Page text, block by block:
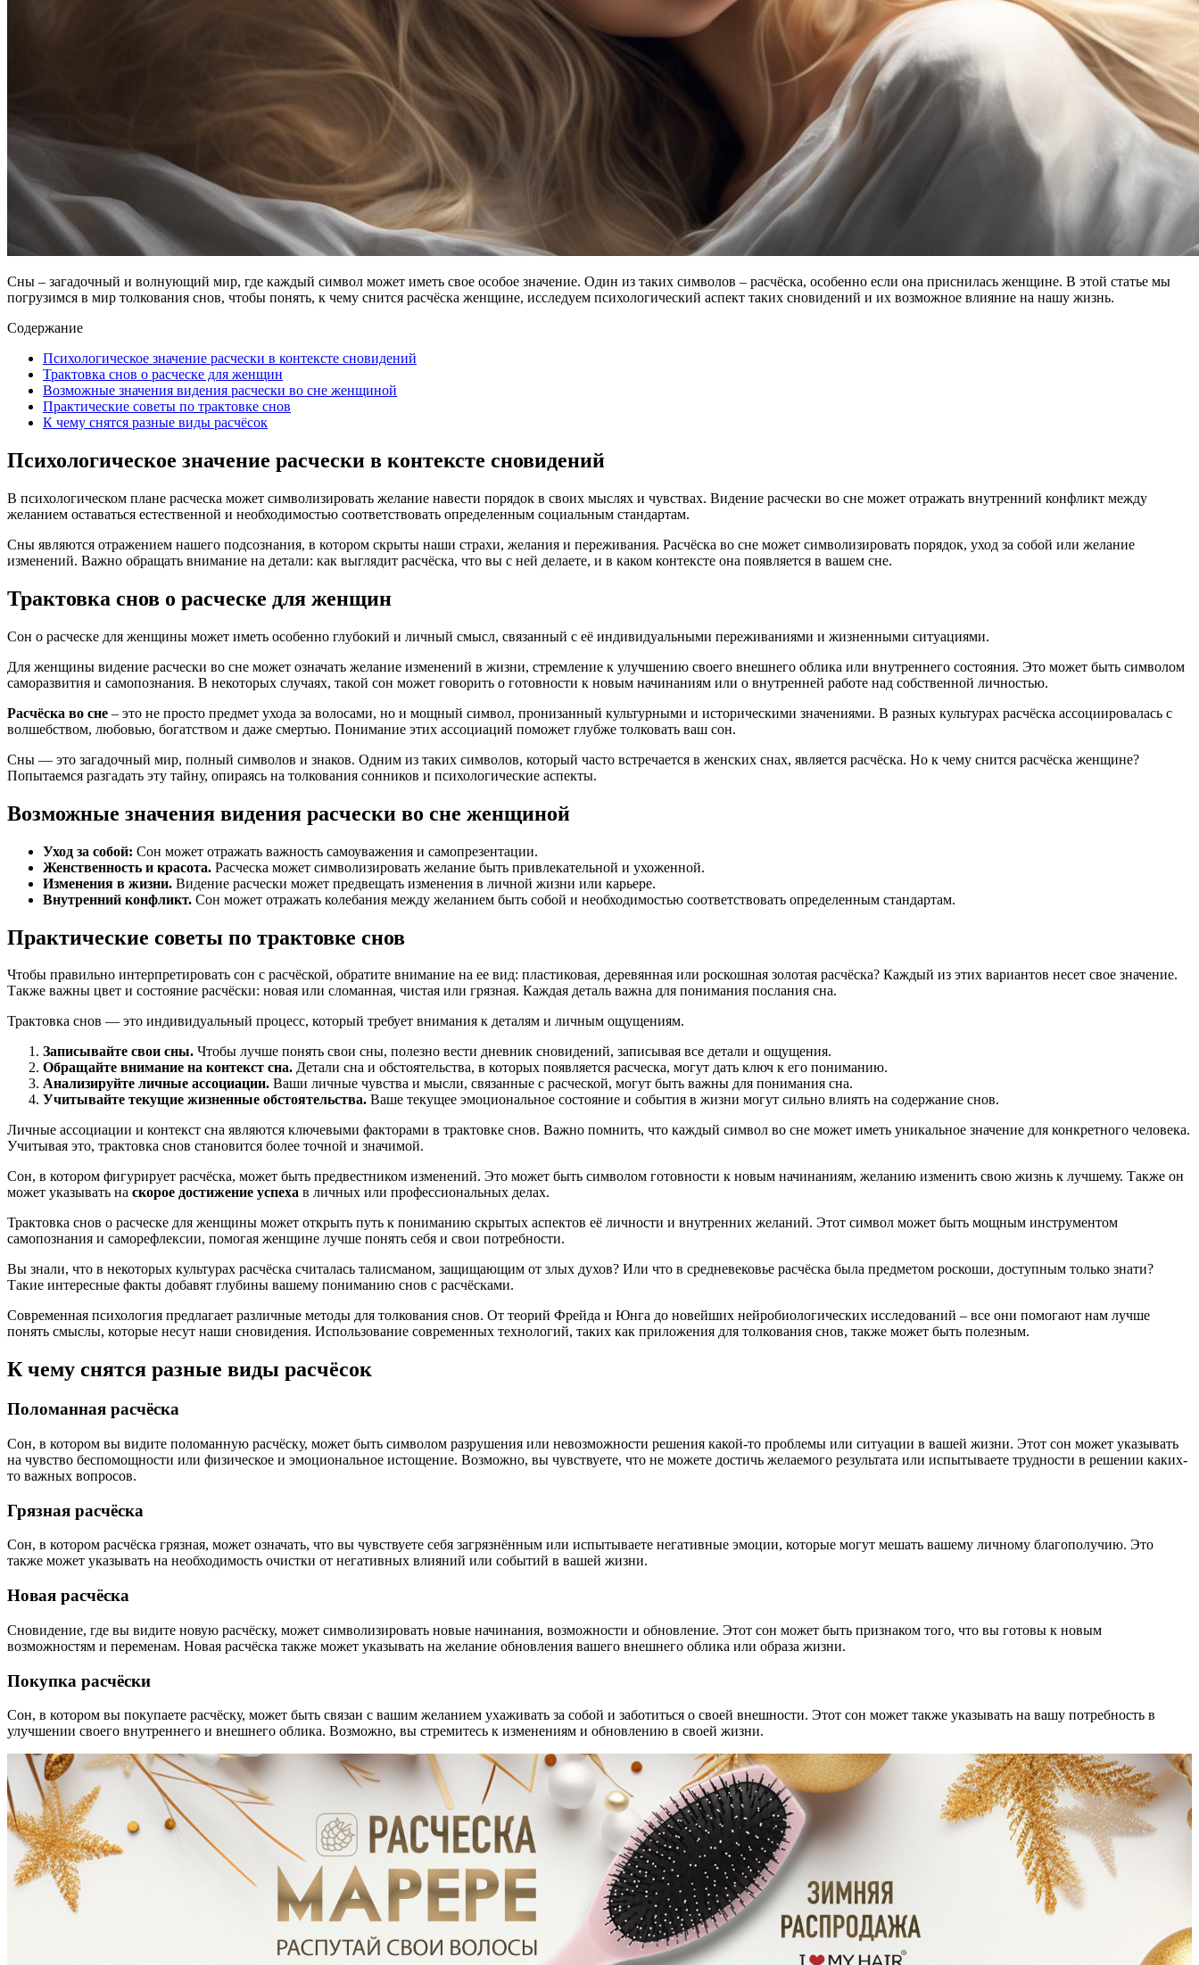
Сны – загадочный и волнующий мир, где каждый символ может иметь свое особое значение. Один из таких символов – расчёска, особенно если она приснилась женщине. В этой статье мы
погрузимся в мир толкования снов, чтобы понять, к чему снится расчёска женщине, исследуем психологический аспект таких сновидений и их возможное влияние на нашу жизнь.
Содержание
Психологическое значение расчески в контексте сновидений
Трактовка снов о расческе для женщин
Возможные значения видения расчески во сне женщиной
Практические советы по трактовке снов
К чему снятся разные виды расчёсок
Психологическое значение расчески в контексте сновидений
В психологическом плане расческа может символизировать желание навести порядок в своих мыслях и чувствах. Видение расчески во сне может отражать внутренний конфликт между
желанием оставаться естественной и необходимостью соответствовать определенным социальным стандартам.
Сны являются отражением нашего подсознания, в котором скрыты наши страхи, желания и переживания. Расчёска во сне может символизировать порядок, уход за собой или желание
изменений. Важно обращать внимание на детали: как выглядит расчёска, что вы с ней делаете, и в каком контексте она появляется в вашем сне.
Трактовка снов о расческе для женщин
Сон о расческе для женщины может иметь особенно глубокий и личный смысл, связанный с её индивидуальными переживаниями и жизненными ситуациями.
Для женщины видение расчески во сне может означать желание изменений в жизни, стремление к улучшению своего внешнего облика или внутреннего состояния. Это может быть символом
саморазвития и самопознания. В некоторых случаях, такой сон может говорить о готовности к новым начинаниям или о внутренней работе над собственной личностью.
Расчёска во сне – это не просто предмет ухода за волосами, но и мощный символ, пронизанный культурными и историческими значениями. В разных культурах расчёска ассоциировалась с
волшебством, любовью, богатством и даже смертью. Понимание этих ассоциаций поможет глубже толковать ваш сон.
Сны — это загадочный мир, полный символов и знаков. Одним из таких символов, который часто встречается в женских снах, является расчёска. Но к чему снится расчёска женщине?
Попытаемся разгадать эту тайну, опираясь на толкования сонников и психологические аспекты.
Возможные значения видения расчески во сне женщиной
Уход за собой: Сон может отражать важность самоуважения и самопрезентации.
Женственность и красота. Расческа может символизировать желание быть привлекательной и ухоженной.
Изменения в жизни. Видение расчески может предвещать изменения в личной жизни или карьере.
Внутренний конфликт. Сон может отражать колебания между желанием быть собой и необходимостью соответствовать определенным стандартам.
Практические советы по трактовке снов
Чтобы правильно интерпретировать сон с расчёской, обратите внимание на ее вид: пластиковая, деревянная или роскошная золотая расчёска? Каждый из этих вариантов несет свое значение.
Также важны цвет и состояние расчёски: новая или сломанная, чистая или грязная. Каждая деталь важна для понимания послания сна.
Трактовка снов — это индивидуальный процесс, который требует внимания к деталям и личным ощущениям.
Записывайте свои сны. Чтобы лучше понять свои сны, полезно вести дневник сновидений, записывая все детали и ощущения.
Обращайте внимание на контекст сна. Детали сна и обстоятельства, в которых появляется расческа, могут дать ключ к его пониманию.
Анализируйте личные ассоциации. Ваши личные чувства и мысли, связанные с расческой, могут быть важны для понимания сна.
Учитывайте текущие жизненные обстоятельства. Ваше текущее эмоциональное состояние и события в жизни могут сильно влиять на содержание снов.
Личные ассоциации и контекст сна являются ключевыми факторами в трактовке снов. Важно помнить, что каждый символ во сне может иметь уникальное значение для конкретного человека.
Учитывая это, трактовка снов становится более точной и значимой.
Сон, в котором фигурирует расчёска, может быть предвестником изменений. Это может быть символом готовности к новым начинаниям, желанию изменить свою жизнь к лучшему. Также он
может указывать на скорое достижение успеха в личных или профессиональных делах.
Трактовка снов о расческе для женщины может открыть путь к пониманию скрытых аспектов её личности и внутренних желаний. Этот символ может быть мощным инструментом
самопознания и саморефлексии, помогая женщине лучше понять себя и свои потребности.
Вы знали, что в некоторых культурах расчёска считалась талисманом, защищающим от злых духов? Или что в средневековье расчёска была предметом роскоши, доступным только знати?
Такие интересные факты добавят глубины вашему пониманию снов с расчёсками.
Современная психология предлагает различные методы для толкования снов. От теорий Фрейда и Юнга до новейших нейробиологических исследований – все они помогают нам лучше
понять смыслы, которые несут наши сновидения. Использование современных технологий, таких как приложения для толкования снов, также может быть полезным.
К чему снятся разные виды расчёсок
Поломанная расчёска
Сон, в котором вы видите поломанную расчёску, может быть символом разрушения или невозможности решения какой-то проблемы или ситуации в вашей жизни. Этот сон может указывать
на чувство беспомощности или физическое и эмоциональное истощение. Возможно, вы чувствуете, что не можете достичь желаемого результата или испытываете трудности в решении каких-
то важных вопросов.
Грязная расчёска
Сон, в котором расчёска грязная, может означать, что вы чувствуете себя загрязнённым или испытываете негативные эмоции, которые могут мешать вашему личному благополучию. Это
также может указывать на необходимость очистки от негативных влияний или событий в вашей жизни.
Новая расчёска
Сновидение, где вы видите новую расчёску, может символизировать новые начинания, возможности и обновление. Этот сон может быть признаком того, что вы готовы к новым
возможностям и переменам. Новая расчёска также может указывать на желание обновления вашего внешнего облика или образа жизни.
Покупка расчёски
Сон, в котором вы покупаете расчёску, может быть связан с вашим желанием ухаживать за собой и заботиться о своей внешности. Этот сон может также указывать на вашу потребность в
улучшении своего внутреннего и внешнего облика. Возможно, вы стремитесь к изменениям и обновлению в своей жизни.